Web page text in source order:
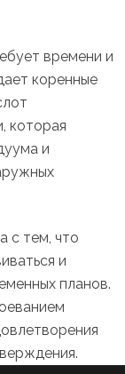
времени и
коренные
которая
и
с тем, что
и
планов.